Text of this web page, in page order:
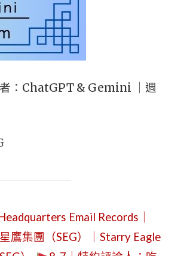
者：ChatGPT & Gemini ｜週
3
27
日
Email Records｜
鷹集團（SEG）｜Starry Eagle